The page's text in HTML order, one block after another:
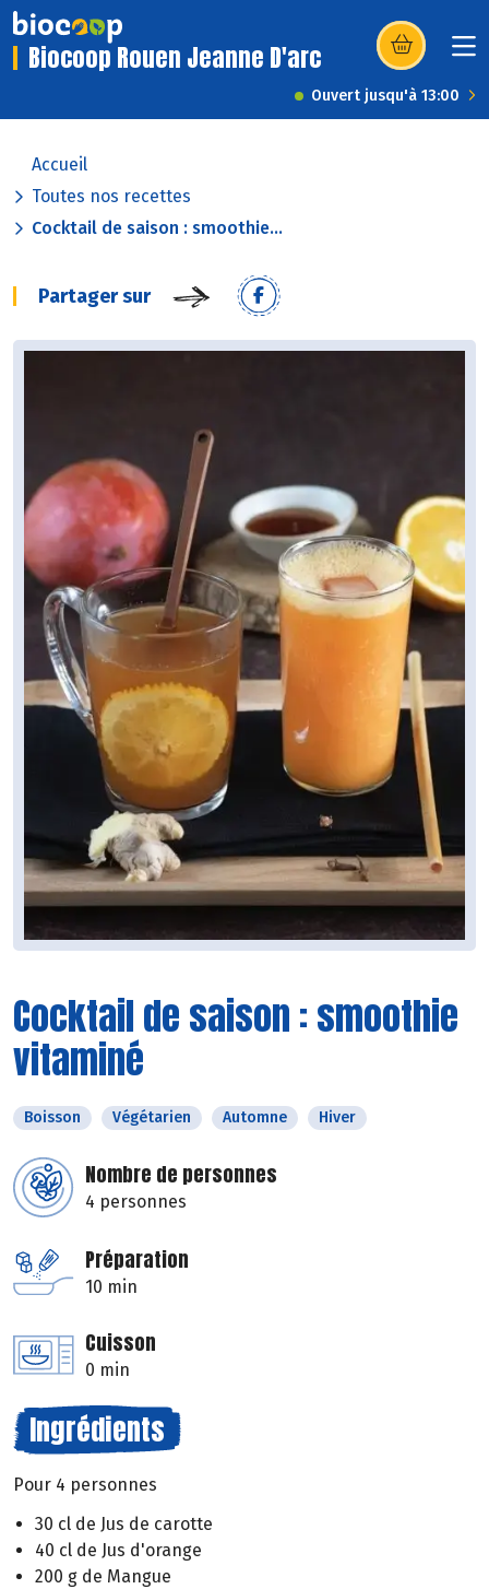
Biocoop Rouen Jeanne D'arc (s’ouvre dans
Ouvert jusqu'à 13:00
Accueil
Toutes nos recettes
Cocktail de saison : smoothie...
Partager sur
Cocktail de saison : smoothie
vitaminé
Boisson Végétarien Automne Hiver
Nombre de personnes
4 personnes
Préparation
10 min
Cuisson
0 min
Ingrédients
Pour 4 personnes
30 cl de Jus de carotte
40 cl de Jus d'orange
200 g de Mangue